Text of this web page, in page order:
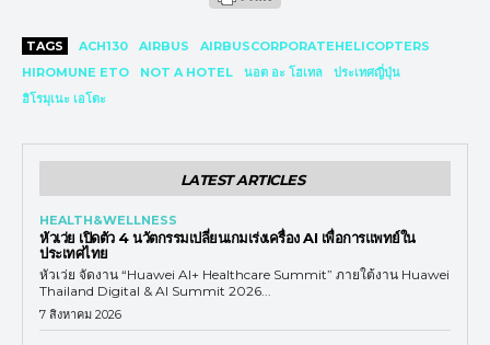
TAGS ACH130 AIRBUS
AIRBUSCORPORATEHELICOPTERS
HIROMUNE ETO
NOT A HOTEL นอต อะ โฮเทล
ประเทศญี่ปุ่น
ฮิโรมุเนะ เอโตะ
LATEST ARTICLES
HEALTH&WELLNESS
หัวเว่ย เปิดตัว 4 นวัตกรรมเปลี่ยนเกมเร่งเครื่อง AI เพื่อการแพทย์ใน
ประเทศไทย
หัวเว่ย จัดงาน “Huawei AI+ Healthcare Summit” ภายใต้งาน Huawei
Thailand Digital & AI Summit 2026...
7 สิงหาคม 2026